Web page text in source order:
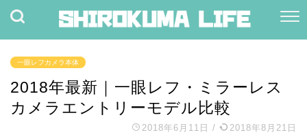
一眼レフカメラ本体
2018年最新｜一眼レフ・ミラーレス
カメラエントリーモデル比較
2018年6月11日 / 2018年8月21日